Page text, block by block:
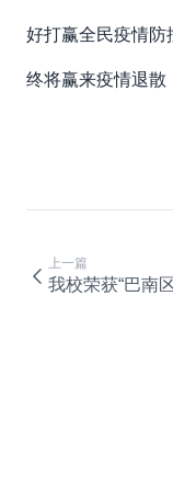
好打赢全民疫情防
终将赢来疫情退散
上一篇